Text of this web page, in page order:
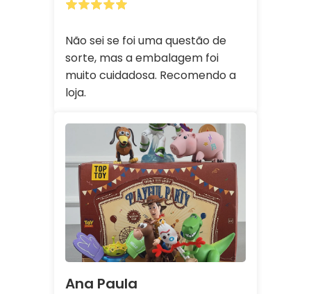
Não sei se foi uma questão de
sorte, mas a embalagem foi
muito cuidadosa. Recomendo a
loja.
Ana Paula